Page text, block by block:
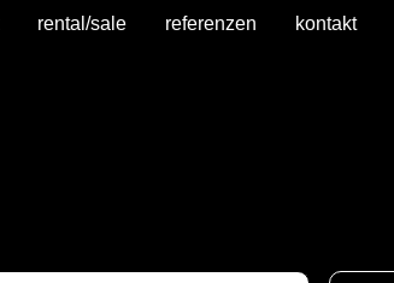
rental/sale referenzen kontakt